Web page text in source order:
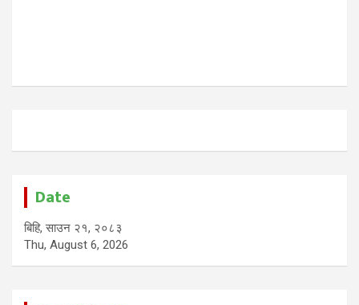
Date
बिहि, साउन २१, २०८३
Thu, August 6, 2026